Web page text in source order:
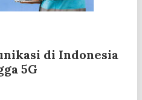
di Indonesia
5G